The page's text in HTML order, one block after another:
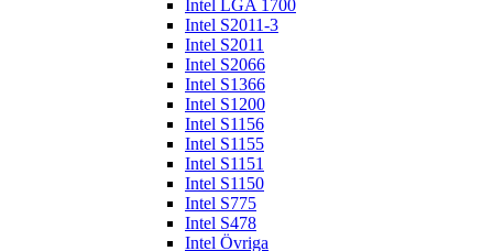
Intel LGA 1700
Intel S2011-3
Intel S2011
Intel S2066
Intel S1366
Intel S1200
Intel S1156
Intel S1155
Intel S1151
Intel S1150
Intel S775
Intel S478
Intel Övriga